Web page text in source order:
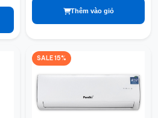
Thêm vào giỏ
SALE 15%